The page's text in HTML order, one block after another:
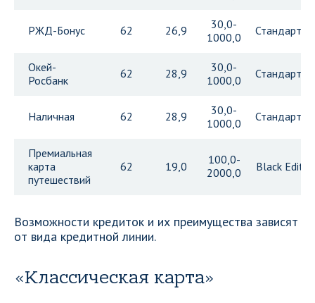
РЖД-Бонус 62 26,9
30,0-
1000,0
Окей-
Росбанк
62 28,9
30,0-
1000,0
Наличная 62 28,9
30,0-
1000,0
Премиальная
карта
путешествий
62 19,0
100,0-
2000,0
Black
Возможности кредиток и их преимущества зависят
от вида кредитной линии.
«Классическая карта»